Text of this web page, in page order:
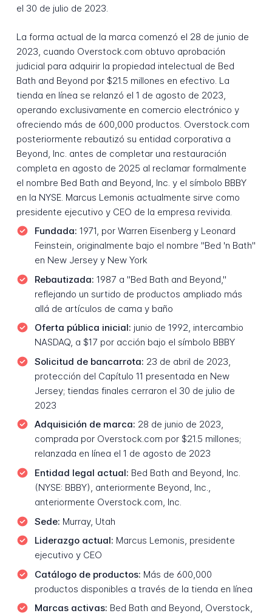
el 30 de julio de 2023.
La forma actual de la marca comenzó el 28 de junio de
2023, cuando Overstock.com obtuvo aprobación
judicial para adquirir la propiedad intelectual de Bed
Bath and Beyond por $21.5 millones en efectivo. La
tienda en línea se relanzó el 1 de agosto de 2023,
operando exclusivamente en comercio electrónico y
ofreciendo más de 600,000 productos. Overstock.com
posteriormente rebautizó su entidad corporativa a
Beyond, Inc. antes de completar una restauración
completa en agosto de 2025 al reclamar formalmente
el nombre Bed Bath and Beyond, Inc. y el símbolo BBBY
en la NYSE. Marcus Lemonis actualmente sirve como
presidente ejecutivo y CEO de la empresa revivida.
Fundada: 1971, por Warren Eisenberg y Leonard
Feinstein, originalmente bajo el nombre "Bed 'n Bath"
en New Jersey y New York
Rebautizada: 1987 a "Bed Bath and Beyond,"
reflejando un surtido de productos ampliado más
allá de artículos de cama y baño
Oferta pública inicial: junio de 1992, intercambio
NASDAQ, a $17 por acción bajo el símbolo BBBY
Solicitud de bancarrota: 23 de abril de 2023,
protección del Capítulo 11 presentada en New
Jersey; tiendas finales cerraron el 30 de julio de
2023
Adquisición de marca: 28 de junio de 2023,
comprada por Overstock.com por $21.5 millones;
relanzada en línea el 1 de agosto de 2023
Entidad legal actual: Bed Bath and Beyond, Inc.
(NYSE: BBBY), anteriormente Beyond, Inc.,
anteriormente Overstock.com, Inc.
Sede: Murray, Utah
Liderazgo actual: Marcus Lemonis, presidente
ejecutivo y CEO
Catálogo de productos: Más de 600,000
productos disponibles a través de la tienda en línea
Marcas activas: Bed Bath and Beyond, Overstock,